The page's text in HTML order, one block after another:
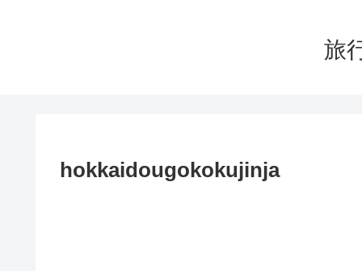
旅
hokkaidougokokujinja